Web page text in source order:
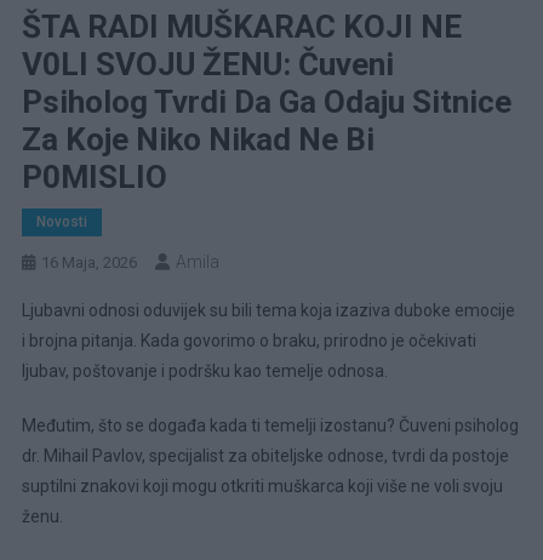
ŠTA RADI MUŠKARAC KOJI NE
V0LI SVOJU ŽENU: Čuveni
Psiholog Tvrdi Da Ga Odaju Sitnice
Za Koje Niko Nikad Ne Bi
P0MISLIO
Novosti
16 Maja, 2026 Amila
Ljubavni odnosi oduvijek su bili tema koja izaziva duboke emocije
i brojna pitanja. Kada govorimo o braku, prirodno je očekivati
ljubav, poštovanje i podršku kao temelje odnosa.
Međutim, što se događa kada ti temelji izostanu? Čuveni psiholog
dr. Mihail Pavlov, specijalist za obiteljske odnose, tvrdi da postoje
suptilni znakovi koji mogu otkriti muškarca koji više ne voli svoju
ženu.